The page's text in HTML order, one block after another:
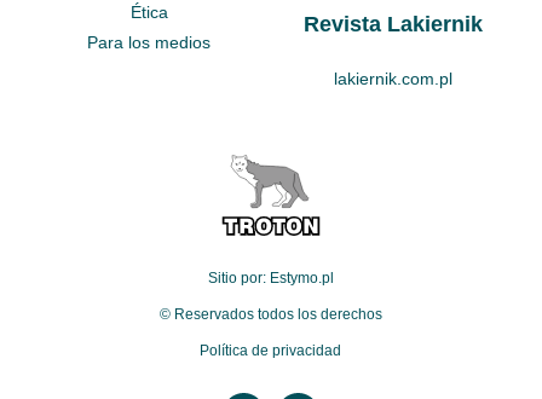
Ética
Para los medios
Revista Lakiernik
lakiernik.com.pl
Sitio por: Estymo.pl
© Reservados todos los derechos
Política de privacidad